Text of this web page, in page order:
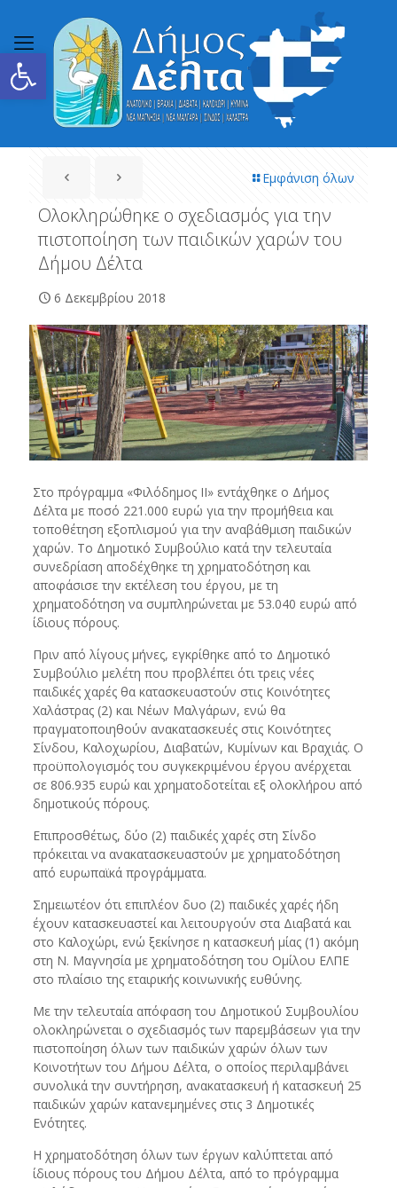
Ανοίξτε τη γραμμή εργαλείων
Εμφάνιση όλων
Ολοκληρώθηκε ο σχεδιασμός για την
πιστοποίηση των παιδικών χαρών του
Δήμου Δέλτα
6 Δεκεμβρίου 2018
Στο πρόγραμμα «Φιλόδημος ΙΙ» εντάχθηκε ο Δήμος
Δέλτα με ποσό 221.000 ευρώ για την προμήθεια και
τοποθέτηση εξοπλισμού για την αναβάθμιση παιδικών
χαρών. Το Δημοτικό Συμβούλιο κατά την τελευταία
συνεδρίαση αποδέχθηκε τη χρηματοδότηση και
αποφάσισε την εκτέλεση του έργου, με τη
χρηματοδότηση να συμπληρώνεται με 53.040 ευρώ από
ίδιους πόρους.
Πριν από λίγους μήνες, εγκρίθηκε από το Δημοτικό
Συμβούλιο μελέτη που προβλέπει ότι τρεις νέες
παιδικές χαρές θα κατασκευαστούν στις Κοινότητες
Χαλάστρας (2) και Νέων Μαλγάρων, ενώ θα
πραγματοποιηθούν ανακατασκευές στις Κοινότητες
Σίνδου, Καλοχωρίου, Διαβατών, Κυμίνων και Βραχιάς. Ο
προϋπολογισμός του συγκεκριμένου έργου ανέρχεται
σε 806.935 ευρώ και χρηματοδοτείται εξ ολοκλήρου από
δημοτικούς πόρους.
Επιπροσθέτως, δύο (2) παιδικές χαρές στη Σίνδο
πρόκειται να ανακατασκευαστούν με χρηματοδότηση
από ευρωπαϊκά προγράμματα.
Σημειωτέον ότι επιπλέον δυο (2) παιδικές χαρές ήδη
έχουν κατασκευαστεί και λειτουργούν στα Διαβατά και
στο Καλοχώρι, ενώ ξεκίνησε η κατασκευή μίας (1) ακόμη
στη Ν. Μαγνησία με χρηματοδότηση του Ομίλου ΕΛΠΕ
στο πλαίσιο της εταιρικής κοινωνικής ευθύνης.
Με την τελευταία απόφαση του Δημοτικού Συμβουλίου
ολοκληρώνεται ο σχεδιασμός των παρεμβάσεων για την
πιστοποίηση όλων των παιδικών χαρών όλων των
Κοινοτήτων του Δήμου Δέλτα, ο οποίος περιλαμβάνει
συνολικά την συντήρηση, ανακατασκευή ή κατασκευή 25
παιδικών χαρών κατανεμημένες στις 3 Δημοτικές
Ενότητες.
Η χρηματοδότηση όλων των έργων καλύπτεται από
ίδιους πόρους του Δήμου Δέλτα, από το πρόγραμμα